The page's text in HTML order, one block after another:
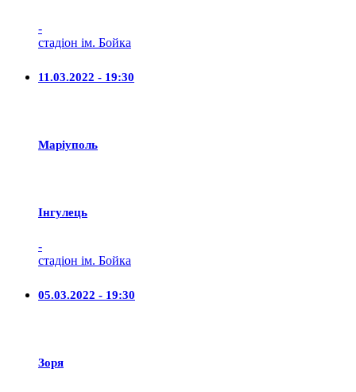
-
стадіон ім. Бойка
11.03.2022 - 19:30
Маріуполь
Iнгулець
-
стадіон ім. Бойка
05.03.2022 - 19:30
Зоря